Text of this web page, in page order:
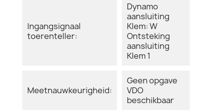
Ingangsignaal
toerenteller:
Dynamo
aansluiting
Klem: W
Ontsteking
aansluiting
Klem 1
Meetnauwkeurigheid:
Geen opgave
VDO
beschikbaar